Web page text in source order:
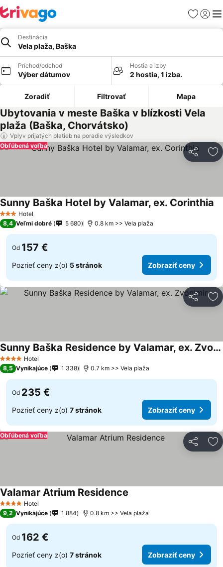
Obľúbené
Destinácia
Vela plaža, Baška
Príchod/odchod
Výber dátumov
Hostia a izby
2 hostia, 1 izba.
Zoradiť Filtrovať Mapa
Ubytovania v meste Baška v blízkosti Vela
plaža (Baška, Chorvátsko)
Vplyv prijatých platieb na poradie výsledkov
Zdieľať
Obľúbená voľba
3 Počet hviezdičiek
Hotel
Sunny Baška Hotel by Valamar, ex. Corinthia
8,4 Veľmi dobré 5 680 0.8 km >> Vela plaža
Od 157 €
Pozrieť ceny z(o) 5 stránok Zobraziť ceny
Zdieľať
4 Počet hviezdičiek
Hotel
Sunny Baška Residence by Valamar, ex. Zvonimir
8,5 Vynikajúce 1 338 0.7 km >> Vela plaža
Od 235 €
Pozrieť ceny z(o) 7 stránok Zobraziť ceny
Zdieľať
Obľúbená voľba
4 Počet hviezdičiek
Hotel
Valamar Atrium Residence
9,2 Vynikajúce 1 884 0.8 km >> Vela plaža
Od 162 €
Pozrieť ceny z(o) 7 stránok Zobraziť ceny